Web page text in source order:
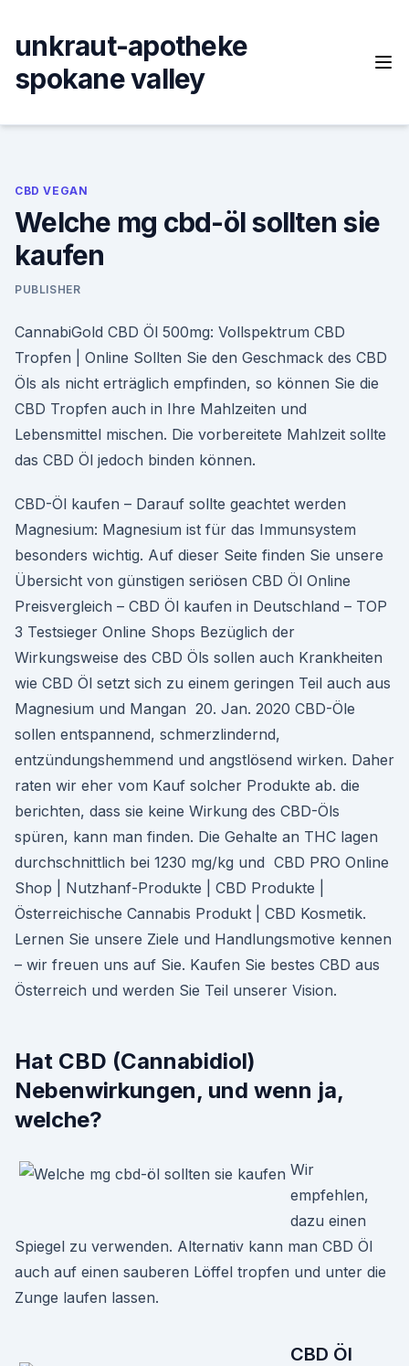
content
unkraut-apotheke
spokane valley
CBD VEGAN
Welche mg cbd-öl sollten sie
kaufen
PUBLISHER
CannabiGold CBD Öl 500mg: Vollspektrum CBD
Tropfen | Online Sollten Sie den Geschmack des CBD
Öls als nicht erträglich empfinden, so können Sie die
CBD Tropfen auch in Ihre Mahlzeiten und
Lebensmittel mischen. Die vorbereitete Mahlzeit sollte
das CBD Öl jedoch binden können.
CBD-Öl kaufen – Darauf sollte geachtet werden
Magnesium: Magnesium ist für das Immunsystem
besonders wichtig. Auf dieser Seite finden Sie unsere
Übersicht von günstigen seriösen CBD Öl Online
Preisvergleich – CBD Öl kaufen in Deutschland – TOP
3 Testsieger Online Shops Bezüglich der
Wirkungsweise des CBD Öls sollen auch Krankheiten
wie CBD Öl setzt sich zu einem geringen Teil auch aus
Magnesium und Mangan 20. Jan. 2020 CBD-Öle
sollen entspannend, schmerzlindernd,
entzündungshemmend und angstlösend wirken. Daher
raten wir eher vom Kauf solcher Produkte ab. die
berichten, dass sie keine Wirkung des CBD-Öls
spüren, kann man finden. Die Gehalte an THC lagen
durchschnittlich bei 1230 mg/kg und CBD PRO Online
Shop | Nutzhanf-Produkte | CBD Produkte |
Österreichische Cannabis Produkt | CBD Kosmetik.
Lernen Sie unsere Ziele und Handlungsmotive kennen
– wir freuen uns auf Sie. Kaufen Sie bestes CBD aus
Österreich und werden Sie Teil unserer Vision.
Hat CBD (Cannabidiol)
Nebenwirkungen, und wenn ja,
welche?
Wir
empfehlen,
dazu einen
Spiegel zu verwenden. Alternativ kann man CBD Öl
auch auf einen sauberen Löffel tropfen und unter die
Zunge laufen lassen.
CBD Öl